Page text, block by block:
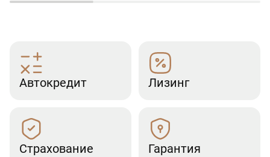
Автокредит Лизинг
Страхование Гарантия